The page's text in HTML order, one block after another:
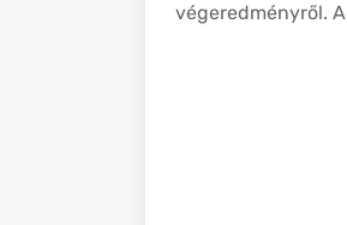
végeredményről.